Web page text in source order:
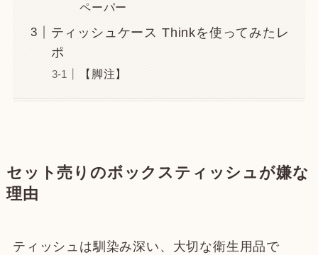
ペーパー
ティッシュケース Thinkを使ってみたレ
ポ
【脚注】
セット売りのボックスティッシュが嫌な
理由
ティッシュは馴染み深い、大切な衛生用品で